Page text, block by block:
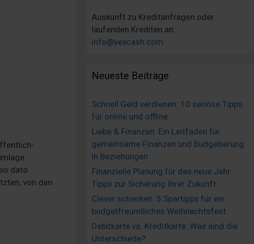
dato
von den
Auskunft zu Kreditanfragen oder
laufenden Krediten an:
info@vexcash.com
Neueste Beiträge
Schnell Geld verdienen: 10 seriöse Tipps
für online und offline
Liebe & Finanzen: Ein Leitfaden für
gemeinsame Finanzen und Budgetierung
in Beziehungen
Finanzielle Planung für das neue Jahr:
Tipps zur Sicherung Ihrer Zukunft
Clever schenken: 5 Spartipps für ein
budgetfreundliches Weihnachtsfest
Debitkarte vs. Kreditkarte: Was sind die
Unterschiede?